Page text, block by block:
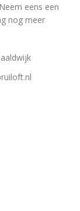
eens een
nog meer